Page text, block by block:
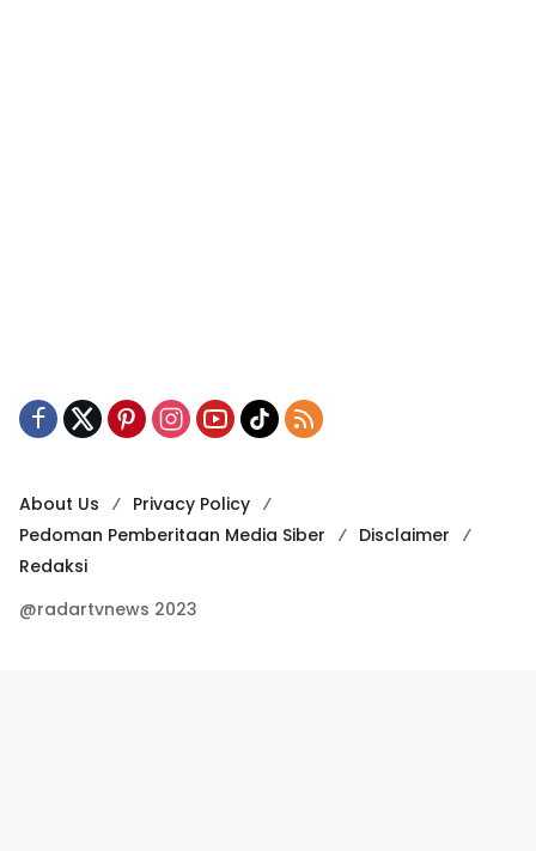
About Us
Privacy Policy
Pedoman Pemberitaan Media Siber
Disclaimer
Redaksi
@radartvnews 2023